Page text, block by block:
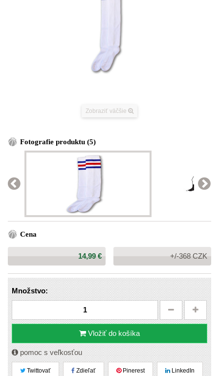
Zobraziť väčšie
Fotografie produktu (5)
Cena
Cena:
14,99 € +/-368 CZK
Množstvo:
Vložiť do košíka
pomoc s veľkosťou
Twittovať Zdieľať Pinerest LinkedIn